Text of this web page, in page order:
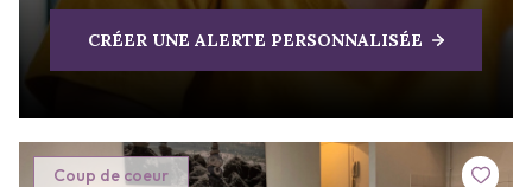
CRÉER UNE ALERTE PERSONNALISÉE
Coup de coeur